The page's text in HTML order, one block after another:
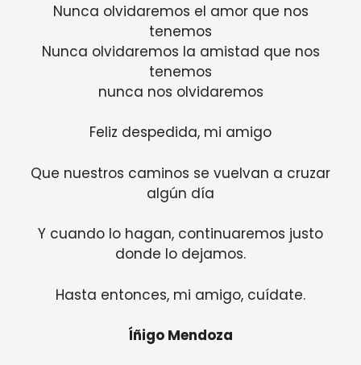
Nunca olvidaremos el amor que nos
tenemos
Nunca olvidaremos la amistad que nos
tenemos
nunca nos olvidaremos
Feliz despedida, mi amigo
Que nuestros caminos se vuelvan a cruzar
algún día
Y cuando lo hagan, continuaremos justo
donde lo dejamos.
Hasta entonces, mi amigo, cuídate.
Íñigo Mendoza